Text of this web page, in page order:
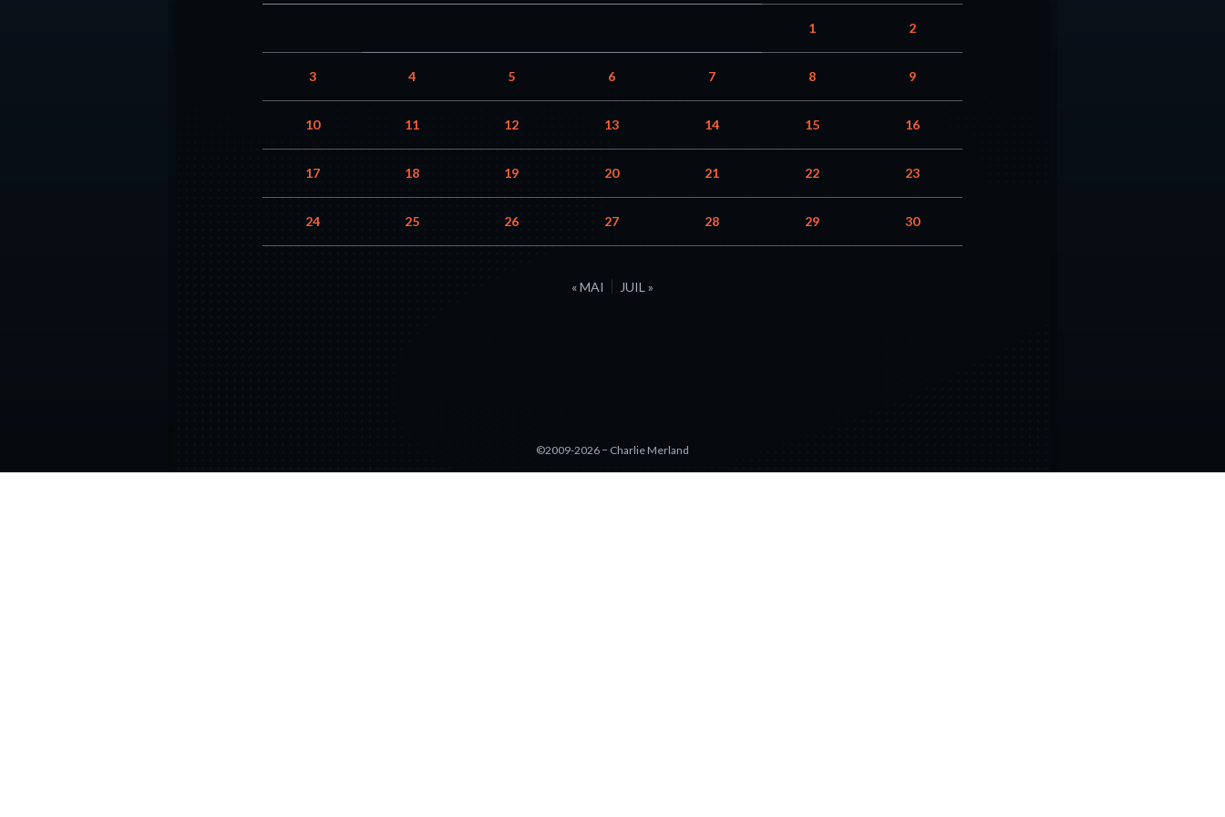
1 2
3 4 5 6 7 8 9
10 11 12 13 14 15 16
17 18 19 20 21 22 23
24 25 26 27 28 29 30
« MAI JUIL »
©2009-2026 − Charlie Merland